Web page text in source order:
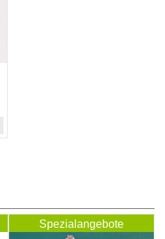
Spezialangebote